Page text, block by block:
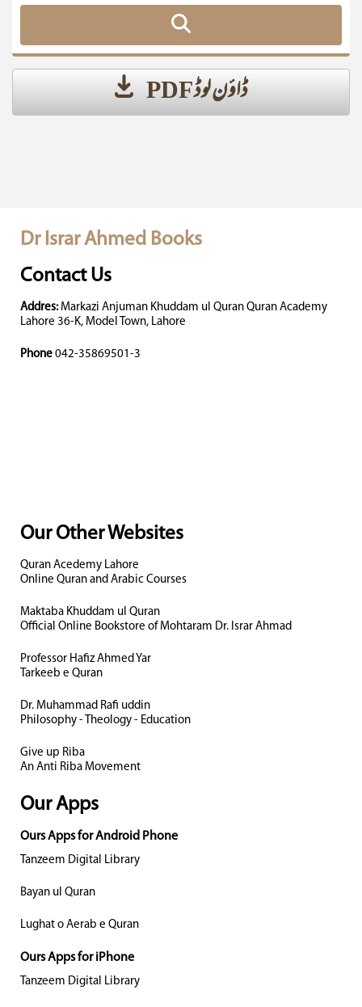
ڈاؤن لوڈ PDF
Dr Israr Ahmed Books
Contact Us
Addres: Markazi Anjuman Khuddam ul Quran Quran Academy
Lahore 36-K, Model Town, Lahore
Phone 042-35869501-3
Our Other Websites
Quran Acedemy Lahore
Online Quran and Arabic Courses
Maktaba Khuddam ul Quran
Official Online Bookstore of Mohtaram Dr. Israr Ahmad
Professor Hafiz Ahmed Yar
Tarkeeb e Quran
Dr. Muhammad Rafi uddin
Philosophy - Theology - Education
Give up Riba
An Anti Riba Movement
Our Apps
Ours Apps for Android Phone
Tanzeem Digital Library
Bayan ul Quran
Lughat o Aerab e Quran
Ours Apps for iPhone
Tanzeem Digital Library